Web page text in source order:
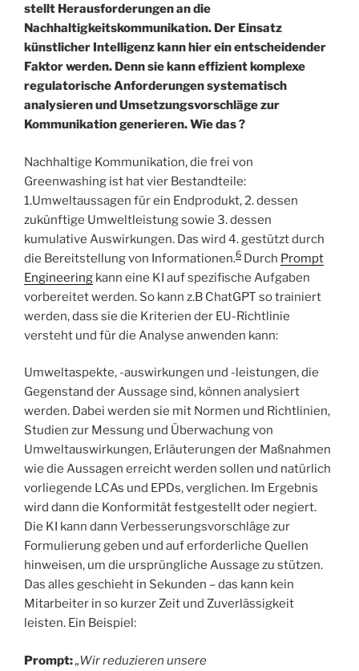
stellt Herausforderungen an die
Nachhaltigkeitskommunikation. Der Einsatz
künstlicher Intelligenz kann hier ein entscheidender
Faktor werden. Denn sie kann effizient komplexe
regulatorische Anforderungen systematisch
analysieren und Umsetzungsvorschläge zur
Kommunikation generieren. Wie das ?
Nachhaltige Kommunikation, die frei von
Greenwashing ist hat vier Bestandteile:
1.Umweltaussagen für ein Endprodukt, 2. dessen
zukünftige Umweltleistung sowie 3. dessen
kumulative Auswirkungen. Das wird 4. gestützt durch
die Bereitstellung von Informationen.6 Durch Prompt
Engineering kann eine KI auf spezifische Aufgaben
vorbereitet werden. So kann z.B ChatGPT so trainiert
werden, dass sie die Kriterien der EU-Richtlinie
versteht und für die Analyse anwenden kann:
Umweltaspekte, -auswirkungen und -leistungen, die
Gegenstand der Aussage sind, können analysiert
werden. Dabei werden sie mit Normen und Richtlinien,
Studien zur Messung und Überwachung von
Umweltauswirkungen, Erläuterungen der Maßnahmen
wie die Aussagen erreicht werden sollen und natürlich
vorliegende LCAs und EPDs, verglichen. Im Ergebnis
wird dann die Konformität festgestellt oder negiert.
Die KI kann dann Verbesserungsvorschläge zur
Formulierung geben und auf erforderliche Quellen
hinweisen, um die ursprüngliche Aussage zu stützen.
Das alles geschieht in Sekunden – das kann kein
Mitarbeiter in so kurzer Zeit und Zuverlässigkeit
leisten. Ein Beispiel:
Prompt:„Wir reduzieren unsere